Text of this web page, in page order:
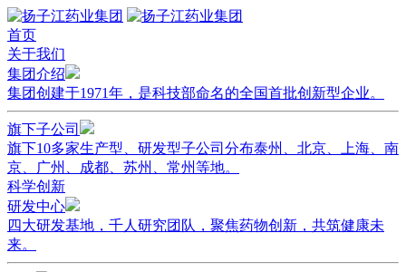
首页
关于我们
集团介绍
集团创建于1971年，是科技部命名的全国首批创新型企业。
旗下子公司
旗下10多家生产型、研发型子公司分布泰州、北京、上海、南
京、广州、成都、苏州、常州等地。
科学创新
研发中心
四大研发基地，千人研究团队，聚焦药物创新，共筑健康未
来。